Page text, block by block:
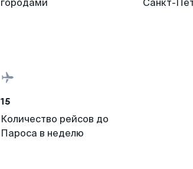
городами
Санкт-
15
Количество рейсов до
Пароса в неделю